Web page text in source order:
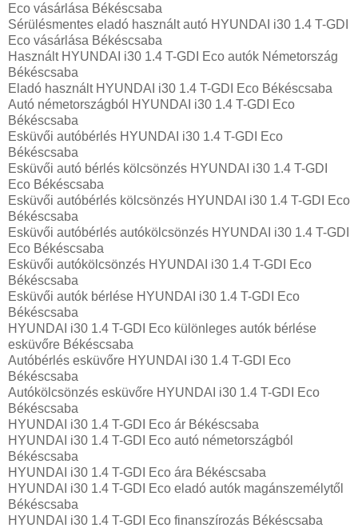
Eco vásárlása Békéscsaba
Sérülésmentes eladó használt autó HYUNDAI i30 1.4 T-GDI
Eco vásárlása Békéscsaba
Használt HYUNDAI i30 1.4 T-GDI Eco autók Németország
Békéscsaba
Eladó használt HYUNDAI i30 1.4 T-GDI Eco Békéscsaba
Autó németországból HYUNDAI i30 1.4 T-GDI Eco
Békéscsaba
Esküvői autóbérlés HYUNDAI i30 1.4 T-GDI Eco
Békéscsaba
Esküvői autó bérlés kölcsönzés HYUNDAI i30 1.4 T-GDI
Eco Békéscsaba
Esküvői autóbérlés kölcsönzés HYUNDAI i30 1.4 T-GDI Eco
Békéscsaba
Esküvői autóbérlés autókölcsönzés HYUNDAI i30 1.4 T-GDI
Eco Békéscsaba
Esküvői autókölcsönzés HYUNDAI i30 1.4 T-GDI Eco
Békéscsaba
Esküvői autók bérlése HYUNDAI i30 1.4 T-GDI Eco
Békéscsaba
HYUNDAI i30 1.4 T-GDI Eco különleges autók bérlése
esküvőre Békéscsaba
Autóbérlés esküvőre HYUNDAI i30 1.4 T-GDI Eco
Békéscsaba
Autókölcsönzés esküvőre HYUNDAI i30 1.4 T-GDI Eco
Békéscsaba
HYUNDAI i30 1.4 T-GDI Eco ár Békéscsaba
HYUNDAI i30 1.4 T-GDI Eco autó németországból
Békéscsaba
HYUNDAI i30 1.4 T-GDI Eco ára Békéscsaba
HYUNDAI i30 1.4 T-GDI Eco eladó autók magánszemélytől
Békéscsaba
HYUNDAI i30 1.4 T-GDI Eco finanszírozás Békéscsaba